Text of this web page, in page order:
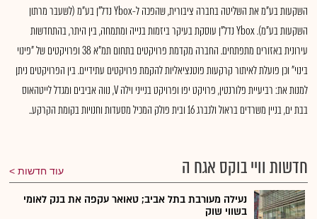
השקעות בע"מ את השליטה בחברה ציבורית, שהפכה ל-Ybox נדל"ן בע"מ (לשעבר מרתון
השקעות בע"מ). Ybox נדל"ן עוסקת בעיקר ביזמות בנייה ומתמחה, בין היתר, בהתחדשות
עירונית באזורים מתפתחים. החברה מקדמת פרויקטים בתחום תמ"א 38 ופרויקטים של "פינוי
בינוי" וכן פועלת לאיתור קרקעות פוטנציאליות להקמת פרויקטים עתידיים. בין הפרויקטים ניתן
למנות את: רביעיית פלורנטין, פרויקט יפו ופרויקט בנייני וילה V, נווה אביבים ומגדל לייטהאוס
בבת ים, בניין משרדים בראול ולנברג 16 ובית פולק המכיל מסעדות וחנויות בקומת הקרקע..
חדשות וויי בוקס אגח ה עוד חדשות
נעילה מעורבת בתל אביב; טאואר עקפה את בנק לאומי
בשווי שוק